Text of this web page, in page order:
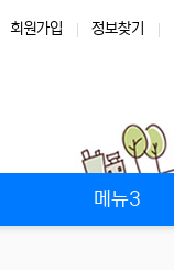
회원가입 정보찾기
메뉴3